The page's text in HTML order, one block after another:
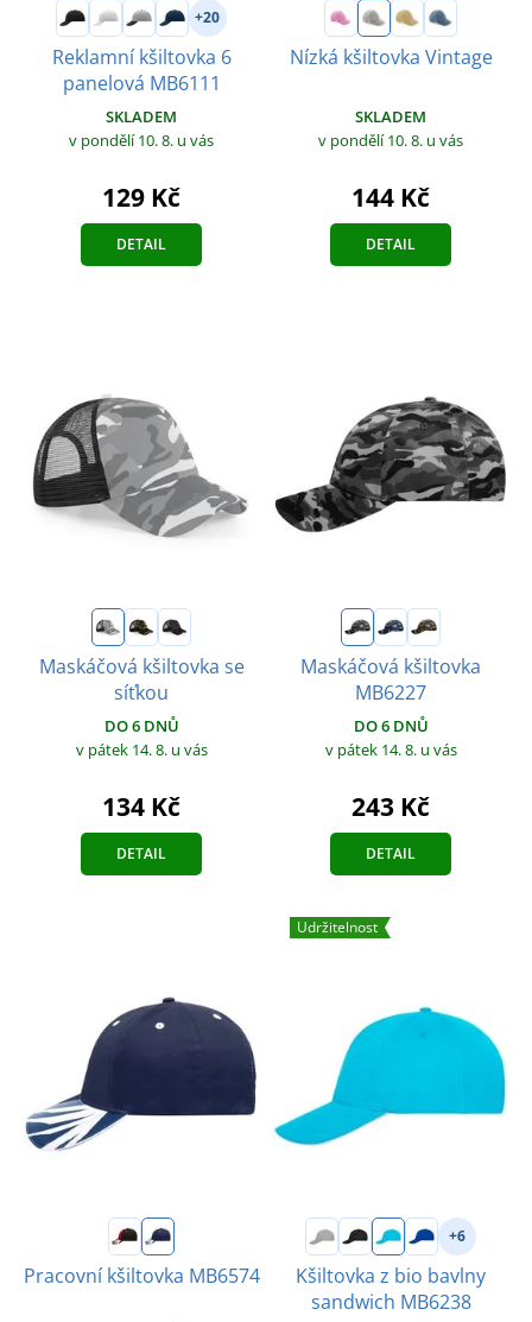
+20
Reklamní kšiltovka 6
panelová MB6111
SKLADEM
v pondělí 10. 8. u vás
129 Kč
DETAIL
Nízká kšiltovka Vintage
SKLADEM
v pondělí 10. 8. u vás
144 Kč
DETAIL
Maskáčová kšiltovka se
síťkou
DO 6 DNŮ
v pátek 14. 8. u vás
134 Kč
DETAIL
Maskáčová kšiltovka
MB6227
DO 6 DNŮ
v pátek 14. 8. u vás
243 Kč
DETAIL
Pracovní kšiltovka MB6574
Udržitelnost
+6
Kšiltovka z bio bavlny
sandwich MB6238